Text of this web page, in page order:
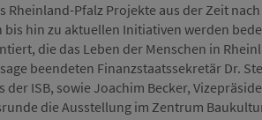
Pfalz Projekte aus der Zeit
hin zu aktuellen Initiativen werden
die das Leben der Menschen in
beendeten Finanzstaatssekretär Dr.
ISB, sowie Joachim Becker,
die Ausstellung im Zentrum